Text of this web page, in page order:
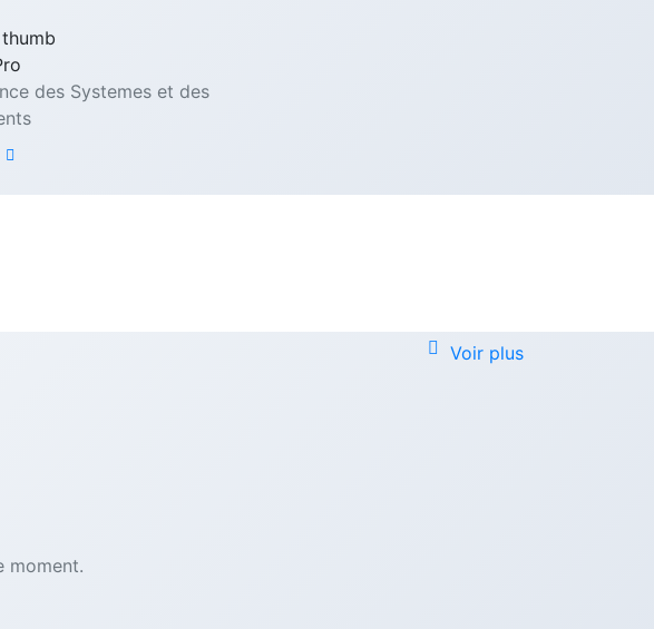
des Systemes et des
Voir plus
moment.